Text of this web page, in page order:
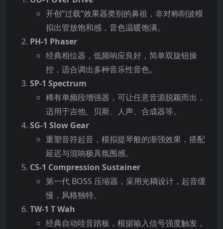
开创“过载”效果器类别的鼻祖，非对称削波模
拟出管放饱和感，音色温暖饱满。
PH-1 Phaser
经典相位器，低频响应良好，简单双旋钮操
控，适合调出多种音乐性音色。
SP-1 Spectrum
稀有单频段增强器，可让任意音源脱颖而出，
适用于吉他、贝斯、人声、合成器等。
SG-1 Slow Gear
重塑音符起音，模拟提琴般的渐强效果，搭配
延迟与混响极具氛围感。
CS-1 Compression Sustainer
第一代 BOSS 压缩器，采用光耦设计，起音缓
慢，风格独特。
TW-1 T Wah
经典自动哇音踏板，根据输入信号强度触发，